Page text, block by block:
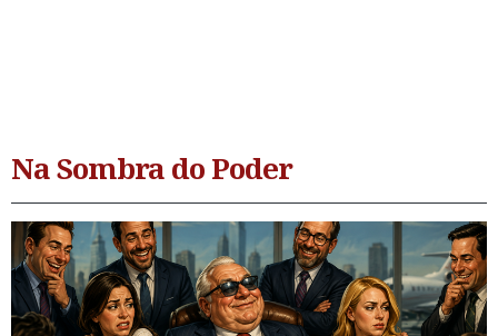
Na Sombra do Poder